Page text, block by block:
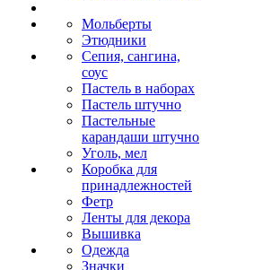
Мольберты
Этюдники
Сепия, сангина,
соус
Пастель в наборах
Пастель штучно
Пастельные
карандаши штучно
Уголь, мел
Коробка для
принадлежностей
Фетр
Ленты для декора
Вышивка
Одежда
Значки